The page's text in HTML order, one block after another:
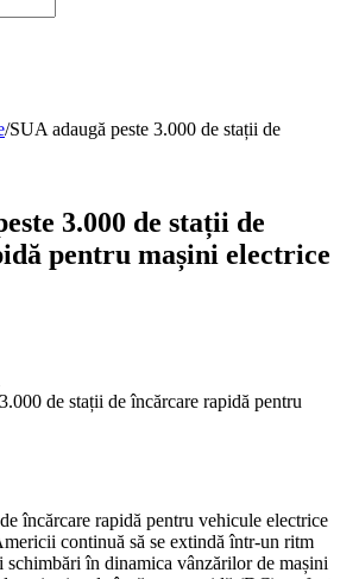
/SUA adaugă peste 3.000 de stații de
3.000 de stații de
pentru mașini electrice
încărcare rapidă pentru vehicule electrice
continuă să se extindă într-un ritm
schimbări în dinamica vânzărilor de mașini